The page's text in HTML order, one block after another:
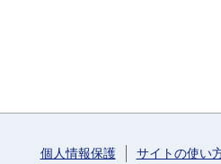
個人情報保護 サイトの使い